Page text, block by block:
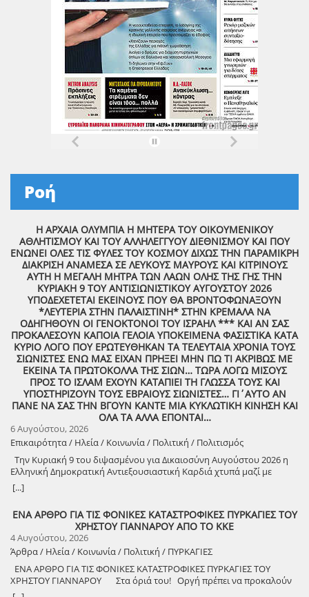
Ροή
Η ΑΡΧΑΙΑ ΟΛΥΜΠΙΑ Η ΜΗΤΕΡΑ ΤΟΥ ΟΙΚΟΥΜΕΝΙΚΟΥ
ΑΘΛΗΤΙΣΜΟΥ ΚΑΙ ΤΟΥ ΑΛΛΗΛΕΓΓΥΟΥ ΔΙΕΘΝΙΣΜΟΥ ΚΑΙ ΠΟΥ
ΕΝΩΝΕΙ ΟΛΕΣ ΤΙΣ ΦΥΛΕΣ ΤΟΥ ΚΟΣΜΟΥ ΔΙΧΩΣ ΤΗΝ ΠΑΡΑΜΙΚΡΗ
ΔΙΑΚΡΙΣΗ ΑΝΑΜΕΣΑ ΣΕ ΛΕΥΚΟΥΣ ΜΑΥΡΟΥΣ ΚΑΙ ΚΙΤΡΙΝΟΥΣ
ΑΥΤΗ Η ΜΕΓΑΛΗ ΜΗΤΡΑ ΤΩΝ ΛΑΩΝ ΟΛΗΣ ΤΗΣ ΓΗΣ ΤΗΝ
ΚΥΡΙΑΚΗ 9 ΤΟΥ ΑΝΤΙΣΙΩΝΙΣΤΙΚΟΥ ΑΥΓΟΥΣΤΟΥ 2026
ΥΠΟΔΕΧΕΤΕΤΑΙ ΕΚΕΙΝΟΥΣ ΠΟΥ ΘΑ ΒΡΟΝΤΟΦΩΝΑΞΟΥΝ
*ΛΕΥΤΕΡΙΑ ΣΤΗΝ ΠΑΛΑΙΣΤΙΝΗ* ΣΤΗΝ ΚΡΕΜΑΛΑ ΝΑ
ΟΔΗΓΗΘΟΥΝ ΟΙ ΓΕΝΟΚΤΟΝΟΙ ΤΟΥ ΙΣΡΑΗΛ *** ΚΑΙ ΑΝ ΣΑΣ
ΠΡΟΚΑΛΕΣΟΥΝ ΚΑΠΟΙΑ ΓΕΛΟΙΑ ΥΠΟΚΕΙΜΕΝΑ ΦΑΣΙΣΤΙΚΑ ΚΑΤΑ
ΚΥΡΙΟ ΛΟΓΟ ΠΟΥ ΕΡΩΤΕΥΘΗΚΑΝ ΤΑ ΤΕΛΕΥΤΑΙΑ ΧΡΟΝΙΑ ΤΟΥΣ
ΣΙΩΝΙΣΤΕΣ ΕΝΩ ΜΑΣ ΕΙΧΑΝ ΠΡΗΞΕΙ ΜΗΝ ΠΩ ΤΙ ΑΚΡΙΒΩΣ ΜΕ
ΕΚΕΙΝΑ ΤΑ ΠΡΩΤΟΚΟΛΛΑ ΤΗΣ ΣΙΩΝ… ΤΩΡΑ ΛΟΓΩ ΜΙΣΟΥΣ
ΠΡΟΣ ΤΟ ΙΣΛΑΜ ΕΧΟΥΝ ΚΑΤΑΠΙΕΙ ΤΗ ΓΛΩΣΣΑ ΤΟΥΣ ΚΑΙ
ΥΠΟΣΤΗΡΙΖΟΥΝ ΤΟΥΣ ΕΒΡΑΙΟΥΣ ΣΙΩΝΙΣΤΕΣ… ΓΙ΄ΑΥΤΟ ΑΝ
ΠΑΝΕ ΝΑ ΣΑΣ ΤΗΝ ΒΓΟΥΝ ΚΑΝΤΕ ΜΙΑ ΚΥΚΛΩΤΙΚΗ ΚΙΝΗΣΗ ΚΑΙ
ΟΛΑ ΤΑ ΑΛΛΑ ΕΠΟΝΤΑΙ…
6 Αυγούστου, 2026
Επικαιρότητα / Ηλεία / Κοινωνία / Πολιτική / Πολιτισμός
Την Κυριακή 9 του διψασμένου για Δικαιοσύνη Αυγούστου 2026 η
Ελληνική Δημοκρατική Αντιεξουσιαστική Καρδιά χτυπά μαζί με
ΟΛΟΥΣ τους Συναγωνιστές για την Παλαιστίνη μέρα Μνήμης και
Αγώνα!
[...]
ΕΝΑ ΑΡΘΡΟ ΓΙΑ ΤΙΣ ΦΟΝΙΚΕΣ ΚΑΤΑΣΤΡΟΦΙΚΕΣ ΠΥΡΚΑΓΙΕΣ ΤΟΥ
ΧΡΗΣΤΟΥ ΓΙΑΝΝΑΡΟΥ ΑΠΟ ΤΟ ΚΚΕ
4 Αυγούστου, 2026
Άρθρα / Ηλεία / Κοινωνία / Πολιτική / ΠΥΡΚΑΓΙΕΣ
ΕΝΑ ΑΡΘΡΟ ΓΙΑ ΤΙΣ ΦΟΝΙΚΕΣ ΚΑΤΑΣΤΡΟΦΙΚΕΣ ΠΥΡΚΑΓΙΕΣ ΤΟΥ
ΧΡΗΣΤΟΥ ΓΙΑΝΝΑΡΟΥ Στα όριά του! Οργή πρέπει να προκαλούν
τα αναμασήματα του πρωθυπουργού και κυβερνητικών στελεχών,